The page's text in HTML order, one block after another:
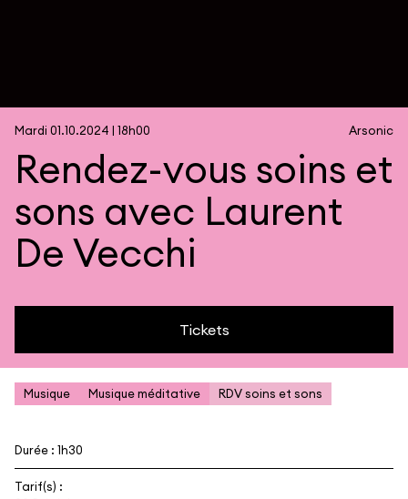
Mardi 01.10.2024 | 18h00 Arsonic
Rendez-vous soins et
sons avec Laurent
De Vecchi
Tickets
Musique Musique méditative RDV soins et sons
Durée : 1h30
Tarif(s) :